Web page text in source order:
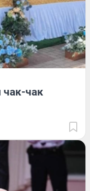
чак-чак